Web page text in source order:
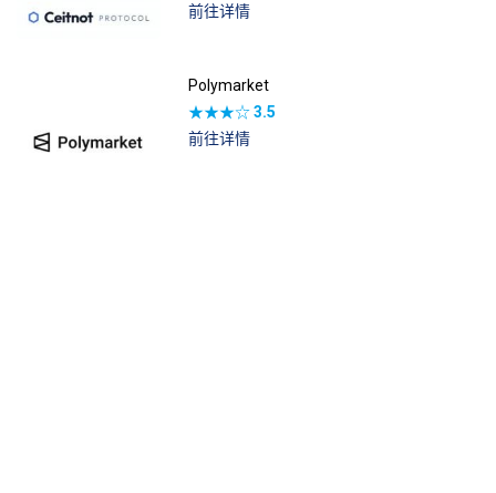
前往详情
Polymarket
★★★☆3.5
前往详情